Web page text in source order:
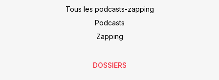
Tous les podcasts-zapping
Podcasts
Zapping
DOSSIERS